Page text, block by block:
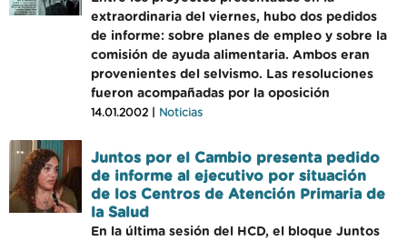
extraordinaria del viernes, hubo dos pedidos
de informe: sobre planes de empleo y sobre la
comisión de ayuda alimentaria. Ambos eran
provenientes del selvismo. Las resoluciones
fueron acompañadas por la oposición
14.01.2002 | Noticias
Juntos por el Cambio presenta pedido
de informe al ejecutivo por situación
de los Centros de Atención Primaria de
la Salud
En la última sesión del HCD, el bloque Juntos